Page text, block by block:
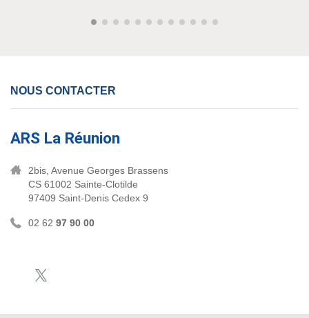
NOUS CONTACTER
ARS La Réunion
2bis, Avenue Georges Brassens
CS 61002 Sainte-Clotilde
97409 Saint-Denis Cedex 9
02 62 97 90 00